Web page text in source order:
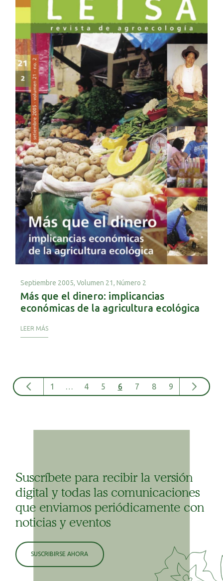
Septiembre 2005, Volumen 21, Número 2
Más que el dinero: implicancias
económicas de la agricultura ecológica
LEER MÁS
1 4 5 6 7 8 9
Suscríbete para recibir la versión
digital y todas las comunicaciones
que enviamos periódicamente con
noticias y eventos
SUSCRIBIRSE AHORA